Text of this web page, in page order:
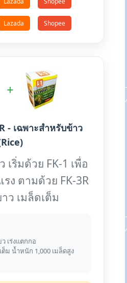
Lazada Shopee
+
- เฉพาะสำหรับข้าว
ริ่มด้วย FK-1 เพื่อ
ง ตามด้วย FK-3R
ว เมล็ดเต็ม
ว เร่งแตกกอ
ต็ม น้ำหนัก 1,000 เมล็ดสูง